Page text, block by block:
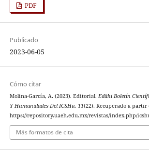
PDF
Publicado
2023-06-05
Cómo citar
Molina-García, A. (2023). Editorial. Edähi Boletín
Y Humanidades Del ICSHu, 11(22). Recuperado a partir
https://repository.uaeh.edu.mx/revistas/index.php/
Más formatos de cita